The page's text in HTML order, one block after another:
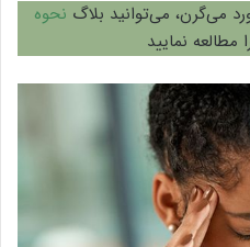
می‌گرن، می‌توانید بلاگ نحوه
مطالعه نمایید